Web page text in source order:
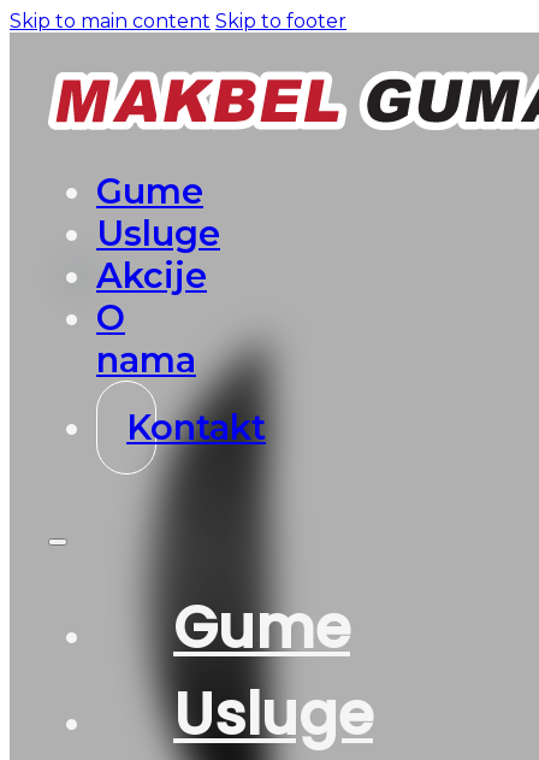
Skip to main content Skip to footer
Gume
Usluge
Akcije
O
nama
Kontakt
Gume
Usluge